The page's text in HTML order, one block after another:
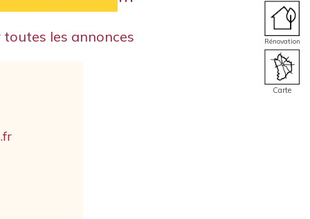
Rénovation
Carte
toutes les annonces